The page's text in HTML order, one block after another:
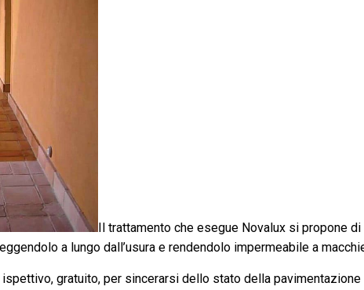
Il trattamento che esegue Novalux si propone
a lungo dall’usura e rendendolo impermeabile a
gratuito, per sincerarsi dello stato della